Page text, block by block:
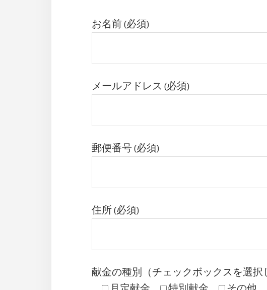
お名前 (必須)
メールアドレス (必須)
郵便番号 (必須)
住所 (必須)
献金の種別（チェックボックスを選択